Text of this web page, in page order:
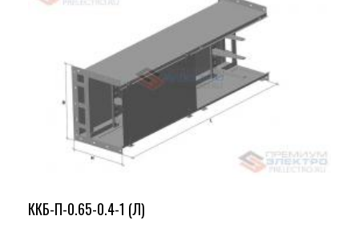
ККБ-П-0.65-0.4-1 (Л)